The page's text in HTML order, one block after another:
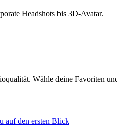
Headshots bis 3D-Avatar.
Wähle deine Favoriten